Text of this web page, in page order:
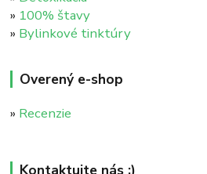
» 100% štavy
» Bylinkové tinktúry
Overený e-shop
» Recenzie
Kontaktujte nás :)